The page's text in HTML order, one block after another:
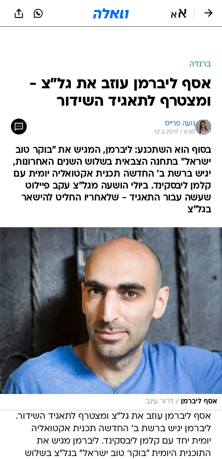
ברנז'ה
אסף ליברמן עוזב את גל"צ -
ומצטרף לתאגיד השידור
נועה פרייס
12.2.2017 / 6:50
בסוף הוא השתכנע: ליברמן, המגיש את "בוקר טוב
ישראל" בתחנה הצבאית בשלוש השנים האחרונות,
יגיש ברשת ב' החדשה תכנית אקטואליה יומית עם
קלמן ליבסקינד. ביולי הושעה מגל"צ עקב פיילוט
שעשה עבור התאגיד - שלאחריו החליט להישאר
בגל"צ
אסף ליברמן / דרור עינב
אסף ליברמן עוזב את גל"צ ומצטרף לתאגיד השידור.
ליברמן יגיש ברשת ב' החדשה תכנית אקטואליה
יומית יחד עם קלמן ליבסקינד. ליברמן מגיש את
התוכנית היומית "בוקר טוב ישראל" בגל"צ בשלוש